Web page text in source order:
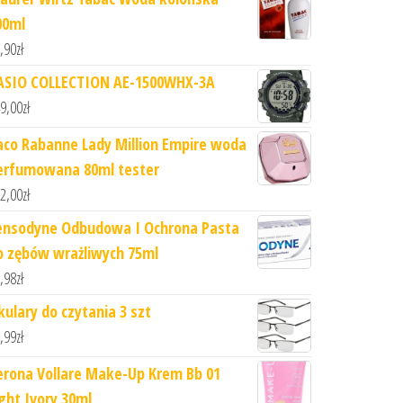
zł
COLLECTION AE-1500WHX-3A
zł
Rabanne Lady Million Empire woda
80ml tester
zł
Odbudowa I Ochrona Pasta
zębów wrażliwych 75ml
zł
do czytania 3 szt
zł
Vollare Make-Up Krem Bb 01
Ivory 30ml